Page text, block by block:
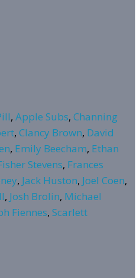
, Apple Subs, Channing
, Clancy Brown, David
, Emily Beecham, Ethan
Stevens, Frances
, Jack Huston, Joel Coen,
, Josh Brolin, Michael
Fiennes, Scarlett